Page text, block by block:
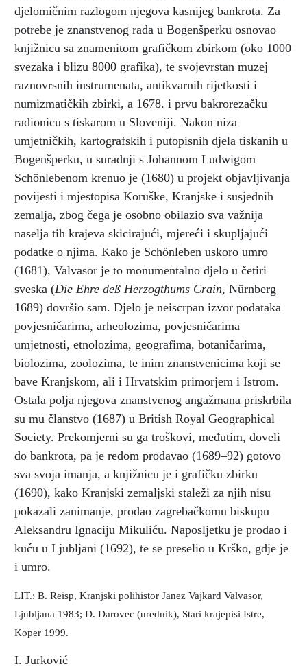
djelomičnim razlogom njegova kasnijeg bankrota. Za
potrebe je znanstvenog rada u Bogenšperku osnovao
knjižnicu sa znamenitom grafičkom zbirkom (oko 1000
svezaka i blizu 8000 grafika), te svojevrstan muzej
raznovrsnih instrumenata, antikvarnih rijetkosti i
numizmatičkih zbirki, a 1678. i prvu bakrorezačku
radionicu s tiskarom u Sloveniji. Nakon niza
umjetničkih, kartografskih i putopisnih djela tiskanih u
Bogenšperku, u suradnji s Johannom Ludwigom
Schönlebenom krenuo je (1680) u projekt objavljivanja
povijesti i mjestopisa Koruške, Kranjske i susjednih
zemalja, zbog čega je osobno obilazio sva važnija
naselja tih krajeva skicirajući, mjereći i skupljajući
podatke o njima. Kako je Schönleben uskoro umro
(1681), Valvasor je to monumentalno djelo u četiri
sveska (Die Ehre deß Herzogthums Crain, Nürnberg
1689) dovršio sam. Djelo je neiscrpan izvor podataka
povjesničarima, arheolozima, povjesničarima
umjetnosti, etnolozima, geografima, botaničarima,
biolozima, zoolozima, te inim znanstvenicima koji se
bave Kranjskom, ali i Hrvatskim primorjem i Istrom.
Ostala polja njegova znanstvenog angažmana priskrbila
su mu članstvo (1687) u British Royal Geographical
Society. Prekomjerni su ga troškovi, međutim, doveli
do bankrota, pa je redom prodavao (1689–92) gotovo
sva svoja imanja, a knjižnicu je i grafičku zbirku
(1690), kako Kranjski zemaljski staleži za njih nisu
pokazali zanimanje, prodao zagrebačkomu biskupu
Aleksandru Ignaciju Mikuliću. Naposljetku je prodao i
kuću u Ljubljani (1692), te se preselio u Krško, gdje je
i umro.
LIT.: B. Reisp, Kranjski polihistor Janez Vajkard Valvasor,
Ljubljana 1983; D. Darovec (urednik), Stari krajepisi Istre,
Koper 1999.
I. Jurković